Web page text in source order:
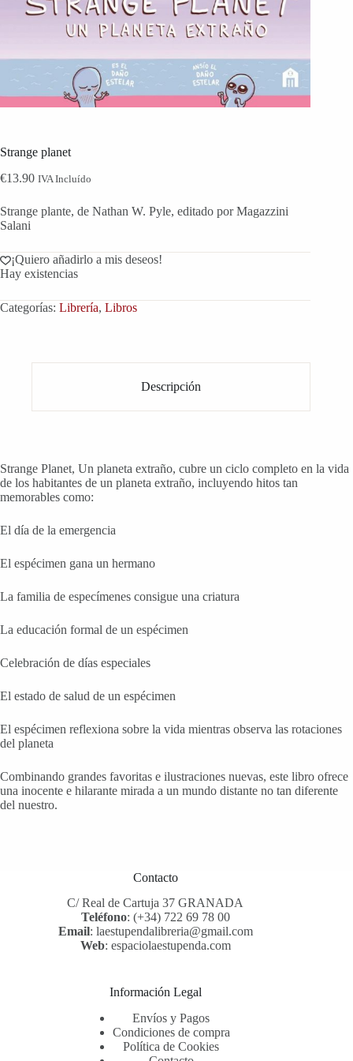
Strange planet
€13.90 IVA Incluído
Strange plante, de Nathan W. Pyle, editado por Magazzini
Salani
¡Quiero añadirlo a mis deseos!
Hay existencias
Categorías: Librería, Libros
Descripción
Strange Planet, Un planeta extraño, cubre un ciclo completo en la vida
de los habitantes de un planeta extraño, incluyendo hitos tan
memorables como:
El día de la emergencia
El espécimen gana un hermano
La familia de especímenes consigue una criatura
La educación formal de un espécimen
Celebración de días especiales
El estado de salud de un espécimen
El espécimen reflexiona sobre la vida mientras observa las rotaciones
del planeta
Combinando grandes favoritas e ilustraciones nuevas, este libro ofrece
una inocente e hilarante mirada a un mundo distante no tan diferente
del nuestro.
Contacto
C/ Real de Cartuja 37 GRANADA
Teléfono: (+34) 722 69 78 00
Email: laestupendalibreria@gmail.com
Web: espaciolaestupenda.com
Información Legal
Envíos y Pagos
Condiciones de compra
Política de Cookies